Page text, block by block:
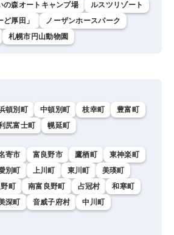
の森オートキャンプ場
ルスツリゾート
厚田」
ノーザンホースパーク
札幌市円山動物園
頓別町 中頓別町 枝幸町
豊富町
尻富士町 幌延町
寄市 富良野市 鷹栖町
東神楽町
別町 上川町 東川町
美瑛町
町 南富良野町 占冠村
和寒町
深町 音威子府村
中川町